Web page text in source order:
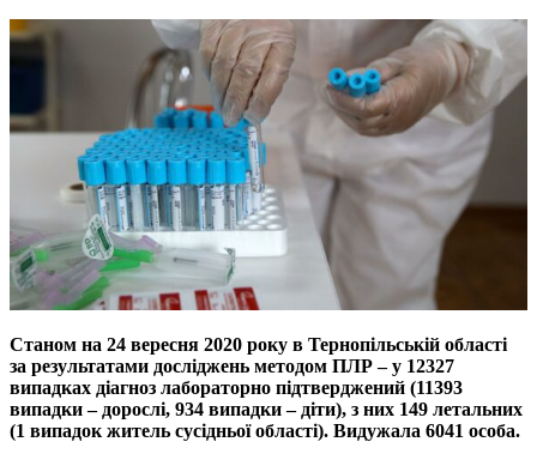
Станом на 24 вересня 2020 року в Тернопільській області
за результатами досліджень методом ПЛР – у 12327
випадках діагноз лабораторно підтверджений (11393
випадки – дорослі, 934 випадки – діти), з них 149 летальних
(1 випадок житель сусідньої області). Видужала 6041 особа.